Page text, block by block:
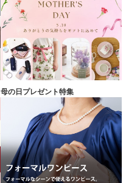
母の日プレゼント特集